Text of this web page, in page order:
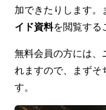
加できたりします
イド資料を閲覧する
無料会員の方には、
れますので、まずそ
す。